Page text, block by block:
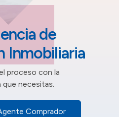
de
Inmobiliaria
proceso con la
necesitas.
Comprador